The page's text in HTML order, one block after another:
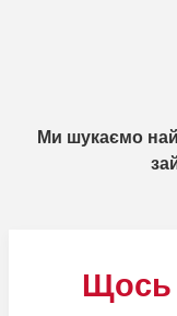
Щось
Ми шукаємо